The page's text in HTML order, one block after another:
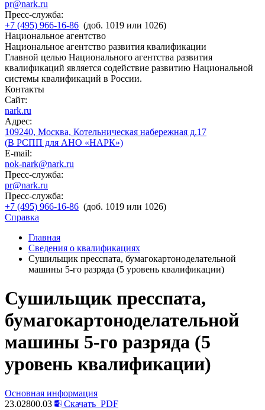
pr@nark.ru
Пресс-служба:
+7 (495) 966-16-86 (доб. 1019 или 1026)
Национальное агентство
Национальное агентство развития квалификации
Главной целью Национального агентства развития
квалификаций является содействие развитию Национальной
системы квалификаций в России.
Контакты
Сайт:
nark.ru
Адрес:
109240, Москва, Котельническая набережная д.17
(В РСПП для АНО «НАРК»)
E-mail:
nok-nark@nark.ru
Пресс-служба:
pr@nark.ru
Пресс-служба:
+7 (495) 966-16-86 (доб. 1019 или 1026)
Справка
Главная
Сведения о квалификациях
Сушильщик пресспата, бумагокартоноделательной
машины 5-го разряда (5 уровень квалификации)
Сушильщик пресспата,
бумагокартоноделательной
машины 5-го разряда (5
уровень квалификации)
Основная информация
23.02800.03
Скачать PDF